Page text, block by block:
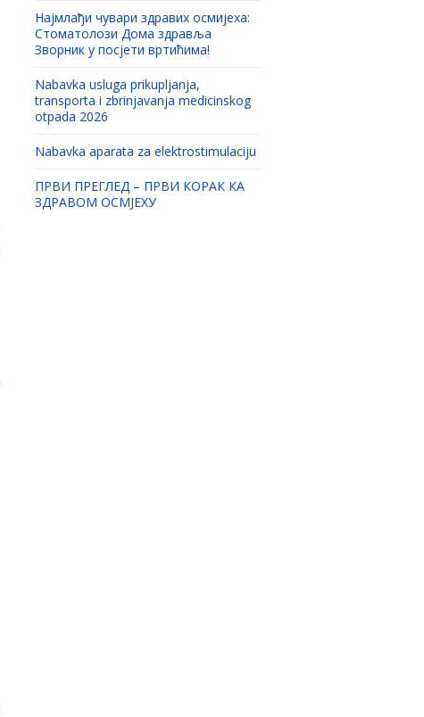
Најмлађи чувари здравих осмијеха:
Стоматолози Дома здравља
Зворник у посјети вртићима!
Nabavka usluga prikupljanja,
transporta i zbrinjavanja medicinskog
otpada 2026
Nabavka aparata za elektrostimulaciju
ПРВИ ПРЕГЛЕД – ПРВИ КОРАК КА
ЗДРАВОМ ОСМЈЕХУ